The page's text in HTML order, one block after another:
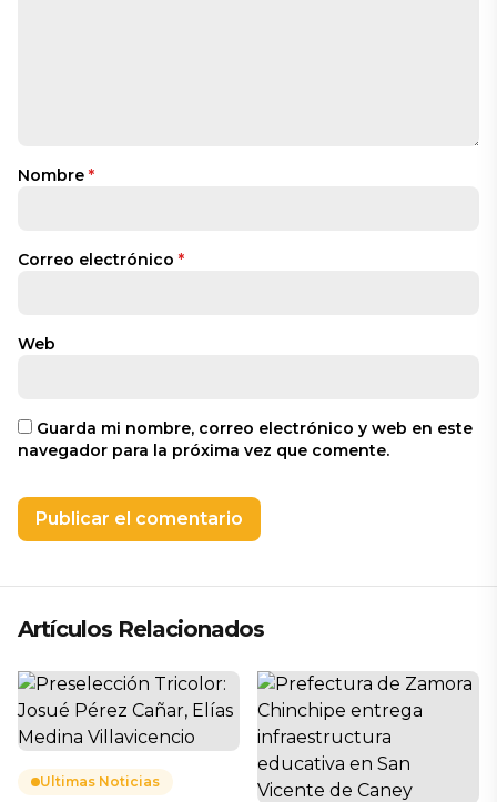
Nombre *
Correo electrónico *
Web
Guarda mi nombre, correo electrónico y web en este
navegador para la próxima vez que comente.
Artículos Relacionados
Ultimas Noticias